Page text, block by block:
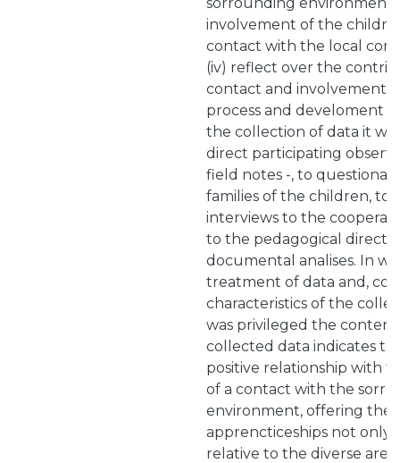
involvement of the
contact with the local
(iv) reflect over the
contact and involvement
process and develoment
the collection of data it
direct participating
field notes -, to
families of the children, to
interviews to the
to the pedagogical
documental analises. In
treatment of data and,
characteristics of the
was privileged the content
collected data indicates
positive relationship with
of a contact with the
environment, offering the
apprencticeships not only
relative to the diverse